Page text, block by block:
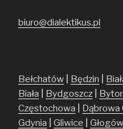
biuro@dialektikus.pl
Bełchatów Będzin
Biała
Bydgoszcz
Częstochowa
Dąbrowa
Gdynia
Gliwice Głogów